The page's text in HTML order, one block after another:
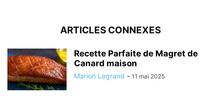
ARTICLES CONNEXES
Recette Parfaite de Magret de
Canard maison
Marion Legrand - 11 mai 2025